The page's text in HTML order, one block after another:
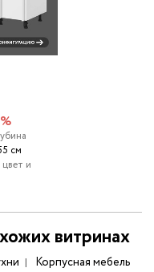
см
и
витринах
Корпусная мебель